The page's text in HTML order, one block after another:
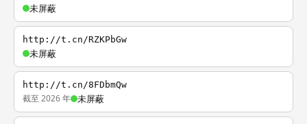
未屏蔽
http://t.cn/RZKPbGw
未屏蔽
http://t.cn/8FDbmQw
截至 2026 年 未屏蔽